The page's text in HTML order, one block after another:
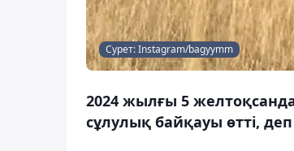
Сурет: Instagram/bagyymm
2024 жылғы 5
сұлулық байқауы өтті,